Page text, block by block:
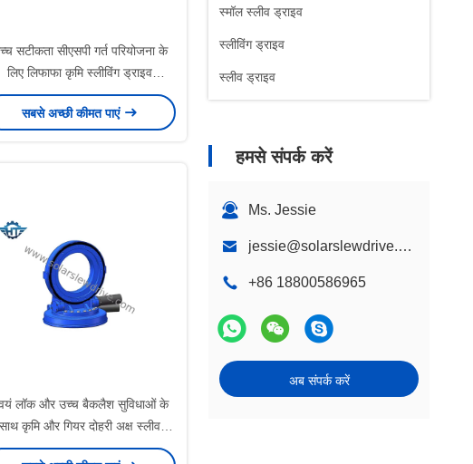
स्मॉल स्लीव ड्राइव
स्लीविंग ड्राइव
स्लीव ड्राइव
हमसे संपर्क करें
Ms. Jessie
jessie@solarslewdrive.com
+86 18800586965
अब संपर्क करें
सटीकता सीएसपी गर्त परियोजना के
लिए लिफाफा कृमि स्लीविंग ड्राइव
गियरबॉक्स
सबसे अच्छी कीमत पाएं
लॉक और उच्च बैकलैश सुविधाओं के
साथ कृमि और गियर दोहरी अक्ष स्लीव
ड्राइव